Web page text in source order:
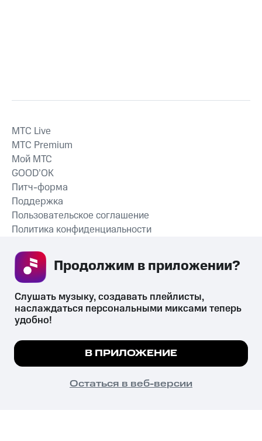
СКАЧАТЬ ПРИЛОЖЕНИЕ
MTС Live
MTС Premium
Мой МТС
GOOD’OK
Питч-форма
Поддержка
Пользовательское соглашение
Политика конфиденциальности
психотропных веществ, их аналогов причиняет вред здоровью,
их незаконный оборот запрещён и влечёт установленную
законодательством ответственность.
© 2026 ООО «КИОН».
Все права защищены
Мы используем куки, чтобы на сайте все
Подробнее
ПОНЯТНО
Слушать музыку, создавать плейлисты,
наслаждаться персональными миксами теперь
удобно!
В ПРИЛОЖЕНИЕ
Остаться в веб-версии